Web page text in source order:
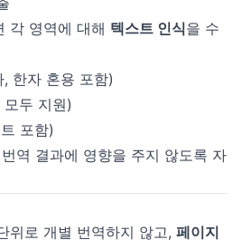
각 영역에 대해 텍스트 인식을 수
한자 혼용 포함)
모두 지원)
포함)
역 결과에 영향을 주지 않도록 자
위로 개별 번역하지 않고, 페이지